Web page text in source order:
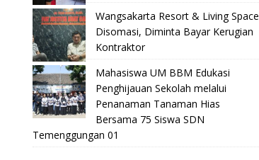
Wangsakarta Resort & Living Space
Disomasi, Diminta Bayar Kerugian
Kontraktor
Mahasiswa UM BBM Edukasi
Penghijauan Sekolah melalui
Penanaman Tanaman Hias
Bersama 75 Siswa SDN
Temenggungan 01